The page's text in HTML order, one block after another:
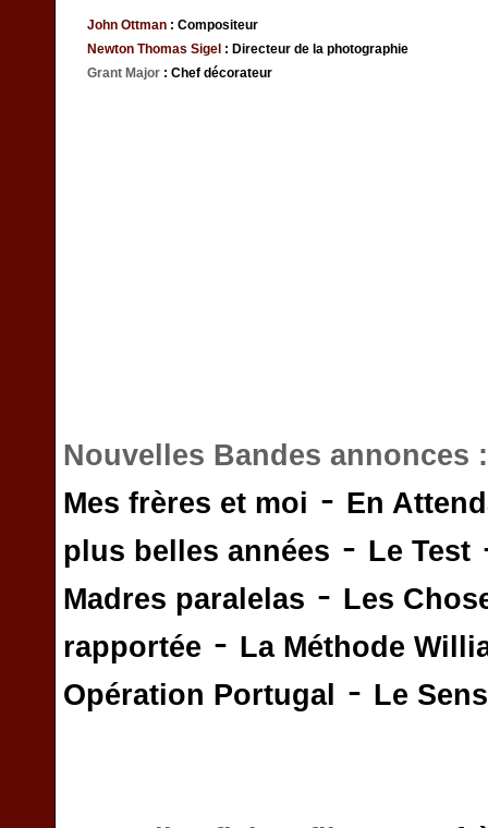
John Ottman : Compositeur
Newton Thomas Sigel : Directeur de la photographie
Grant Major : Chef décorateur
Nouvelles Bandes annonces
Mes frères et moi - En
plus belles années - Le Test
Madres paralelas - Les
rapportée - La Méthode
Opération Portugal
- Le